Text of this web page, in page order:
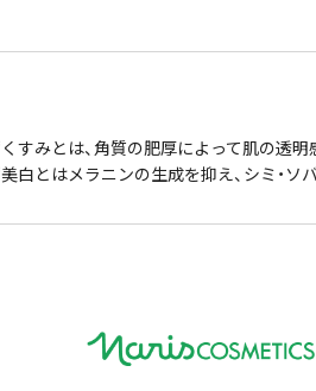
くすみとは、角質の肥厚によって肌の透
美白とはメラニンの生成を抑え、シミ・ソ